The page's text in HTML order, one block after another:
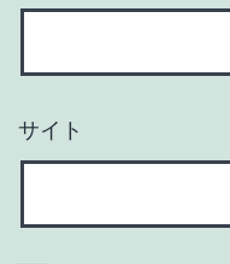
サイト